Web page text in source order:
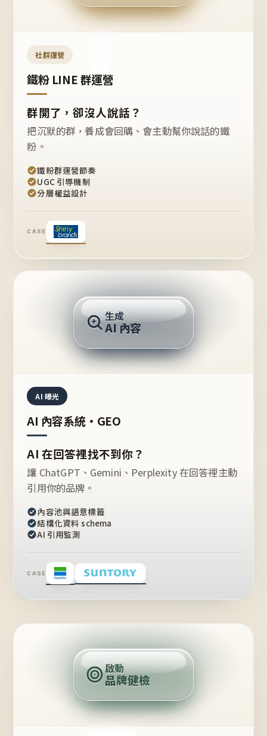
開團
嗎？
社群運營
鐵粉 LINE 群運營
群開了，卻沒人說話？
把沉默的群，養成會回購、會主動幫你說話的鐵
粉。
鐵粉群運營節奏
UGC 引導機制
分層權益設計
CASE
推薦的台灣品牌？
生成
AI 內容
AI 曝光
AI 內容系統・GEO
AI 在回答裡找不到你？
讓 ChatGPT、Gemini、Perplexity 在回答裡主動
引用你的品牌。
內容池與語意標籤
結構化資料 schema
AI 引用監測
CASE
定
位
點
啟動
品牌健檢